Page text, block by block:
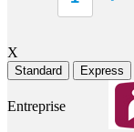
X
Standard Express
Entreprise